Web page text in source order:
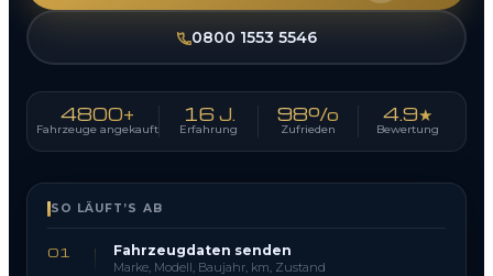
0800 1553 5546
4800+
Fahrzeuge angekauft
16 J.
Erfahrung
98%
Zufrieden
4.9★
Bewertung
SO LÄUFT’S AB
01 Fahrzeugdaten senden
Marke, Modell, Baujahr, km, Zustand